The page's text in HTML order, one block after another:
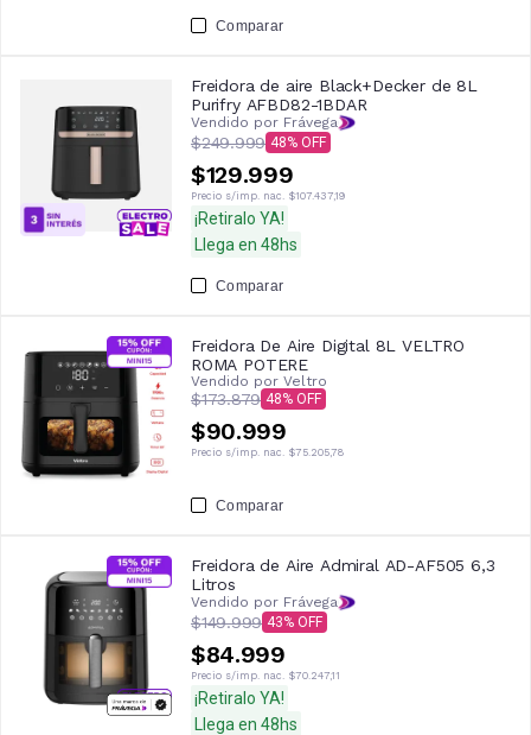
Comparar
Freidora de aire Black+Decker de 8L
Purifry AFBD82-1BDAR
Vendido por Frávega
$249.999 48
$129.999
Precio s/imp. nac. $107.437,19
¡Retiralo YA!
Llega en 48hs
Comparar
Freidora De Aire Digital 8L VELTRO
ROMA POTERE
Vendido por Veltro
$173.879 48
$90.999
Precio s/imp. nac. $75.205,78
Comparar
Freidora de Aire Admiral AD-AF505 6,3
Litros
Vendido por Frávega
$149.999 43
$84.999
Precio s/imp. nac. $70.247,11
¡Retiralo YA!
Llega en 48hs